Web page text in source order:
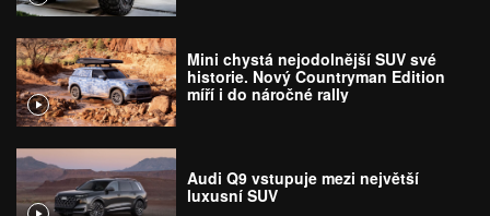
Mini chystá nejodolnější SUV své
historie. Nový Countryman Edition
míří i do náročné rally
Audi Q9 vstupuje mezi největší
luxusní SUV